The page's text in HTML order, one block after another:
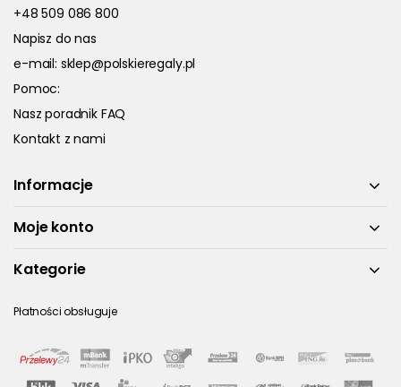
+48 509 086 800
Napisz do nas
e-mail: sklep@polskieregaly.pl
Pomoc:
Nasz poradnik FAQ
Kontakt z nami
Informacje
Moje konto
Kategorie
Płatności obsługuje